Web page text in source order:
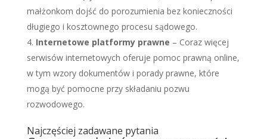
małżonkom dojść do porozumienia bez konieczności
długiego i kosztownego procesu sądowego.
Internetowe platformy prawne – Coraz więcej
serwisów internetowych oferuje pomoc prawną online,
w tym wzory dokumentów i porady prawne, które
mogą być pomocne przy składaniu pozwu
rozwodowego.
Najczęściej zadawane pytania